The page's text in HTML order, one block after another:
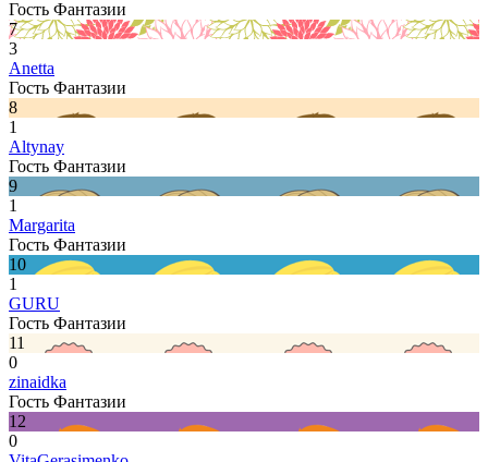
Гость Фантазии
7
3
Anetta
Гость Фантазии
8
1
Altynay
Гость Фантазии
9
1
Margarita
Гость Фантазии
10
1
GURU
Гость Фантазии
11
0
zinaidka
Гость Фантазии
12
0